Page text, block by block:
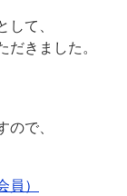
て、
きました。
で、
）